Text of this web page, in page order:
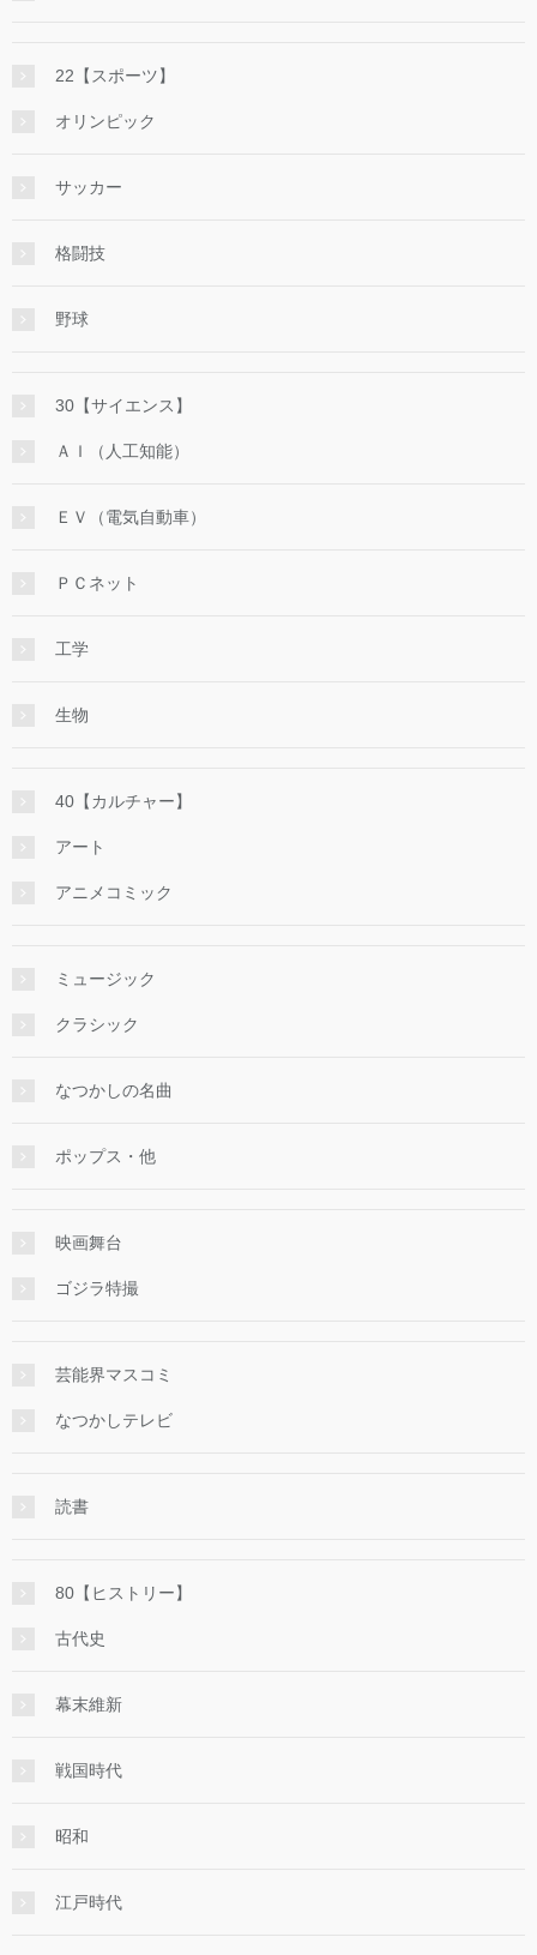
22【スポーツ】
オリンピック
サッカー
格闘技
野球
30【サイエンス】
ＡＩ（人工知能）
ＥＶ（電気自動車）
ＰＣネット
工学
生物
40【カルチャー】
アート
アニメコミック
ミュージック
クラシック
なつかしの名曲
ポップス・他
映画舞台
ゴジラ特撮
芸能界マスコミ
なつかしテレビ
読書
80【ヒストリー】
古代史
幕末維新
戦国時代
昭和
江戸時代